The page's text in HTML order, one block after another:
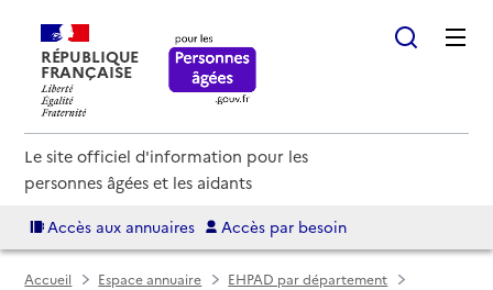
RÉPUBLIQUE
FRANÇAISE
Le site officiel d'information pour les
personnes âgées et les aidants
Accès aux annuaires Accès par besoin
Accueil Espace annuaire
EHPAD par département